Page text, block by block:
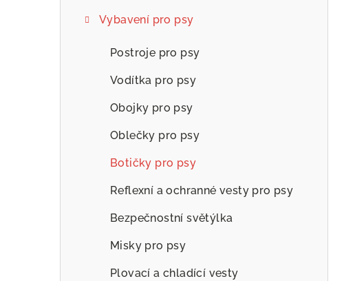
Vybavení pro psy
Postroje pro psy
Vodítka pro psy
Obojky pro psy
Oblečky pro psy
Botičky pro psy
Reflexní a ochranné vesty pro psy
Bezpečnostní světýlka
Misky pro psy
Plovací a chladící vesty